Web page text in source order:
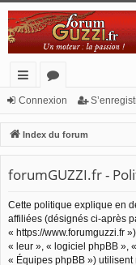
cc
ès
ra
pi
de
or
u
m
s
Connexion
Index du forum
forumGUZZI.fr -
Cette politique explique en
affiliées (désignés ci-après
« https://www.forumguzzi.fr
« leur », « logiciel phpBB »,
« Équipes phpBB »)